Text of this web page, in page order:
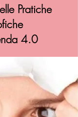
Pratiche
4.0